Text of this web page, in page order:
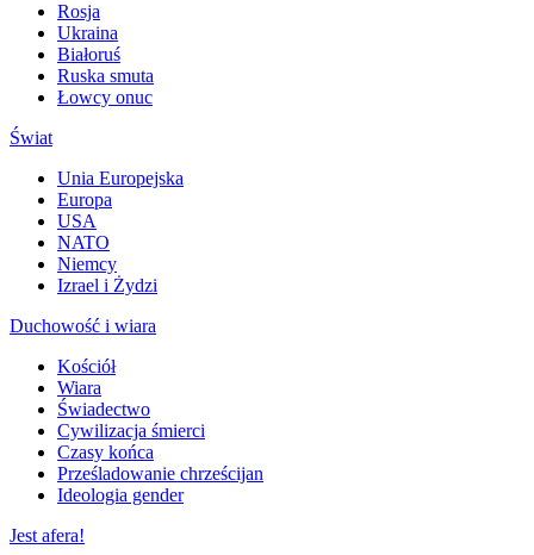
Rosja
Ukraina
Białoruś
Ruska smuta
Łowcy onuc
Świat
Unia Europejska
Europa
USA
NATO
Niemcy
Izrael i Żydzi
Duchowość i wiara
Kościół
Wiara
Świadectwo
Cywilizacja śmierci
Czasy końca
Prześladowanie chrześcijan
Ideologia gender
Jest afera!